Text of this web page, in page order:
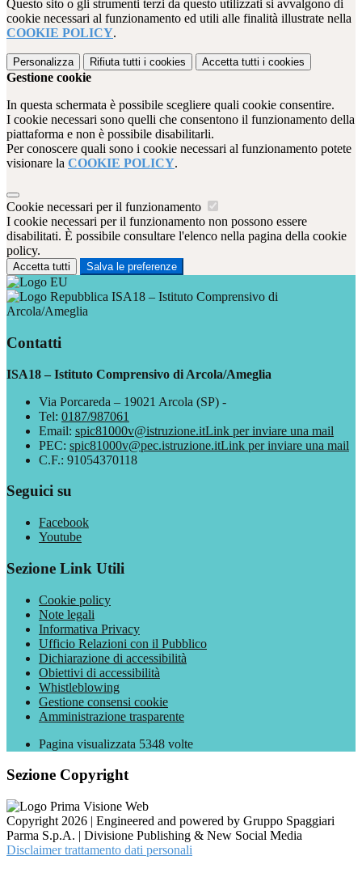
Questo sito o gli strumenti terzi da questo utilizzati si avvalgono di
cookie necessari al funzionamento ed utili alle finalità illustrate nella
COOKIE POLICY.
Personalizza Rifiuta tutti i cookies Accetta tutti i cookies
Gestione cookie
In questa schermata è possibile scegliere quali cookie consentire.
I cookie necessari sono quelli che consentono il funzionamento della
piattaforma e non è possibile disabilitarli.
Per conoscere quali sono i cookie necessari al funzionamento potete
visionare la COOKIE POLICY.
Cookie necessari per il funzionamento
I cookie necessari per il funzionamento non possono essere
disabilitati. È possibile consultare l'elenco nella pagina della cookie
policy.
Accetta tutti Salva le preferenze
ISA18 – Istituto Comprensivo di
Arcola/Ameglia
Contatti
ISA18 – Istituto Comprensivo di Arcola/Ameglia
Via Porcareda – 19021 Arcola (SP) -
Tel: 0187/987061
Email: spic81000v@istruzione.itLink per inviare una mail
PEC: spic81000v@pec.istruzione.itLink per inviare una mail
C.F.: 91054370118
Seguici su
Facebook
Youtube
Sezione Link Utili
Cookie policy
Note legali
Informativa Privacy
Ufficio Relazioni con il Pubblico
Dichiarazione di accessibilità
Obiettivi di accessibilità
Whistleblowing
Gestione consensi cookie
Amministrazione trasparente
Pagina visualizzata 5348 volte
Sezione Copyright
Copyright 2026 | Engineered and powered by Gruppo Spaggiari
Parma S.p.A. | Divisione Publishing & New Social Media
Disclaimer trattamento dati personali